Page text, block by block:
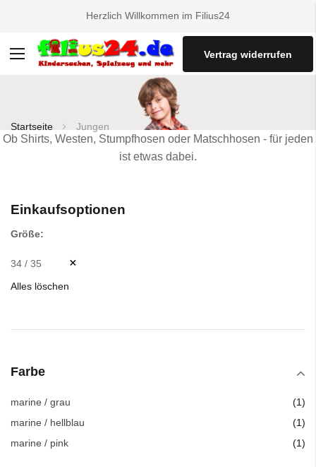
Herzlich Willkommen im Filius24
Navigation
Vertrag widerrufen
Startseite Jungen
Ob Shirts, Westen, Stumpfhosen oder Matschhosen - für jeden
ist etwas dabei.
Einkaufsoptionen
Größe
34 / 35
Alles löschen
Farbe
marine / grau 1
marine / hellblau
1
marine / pink
1